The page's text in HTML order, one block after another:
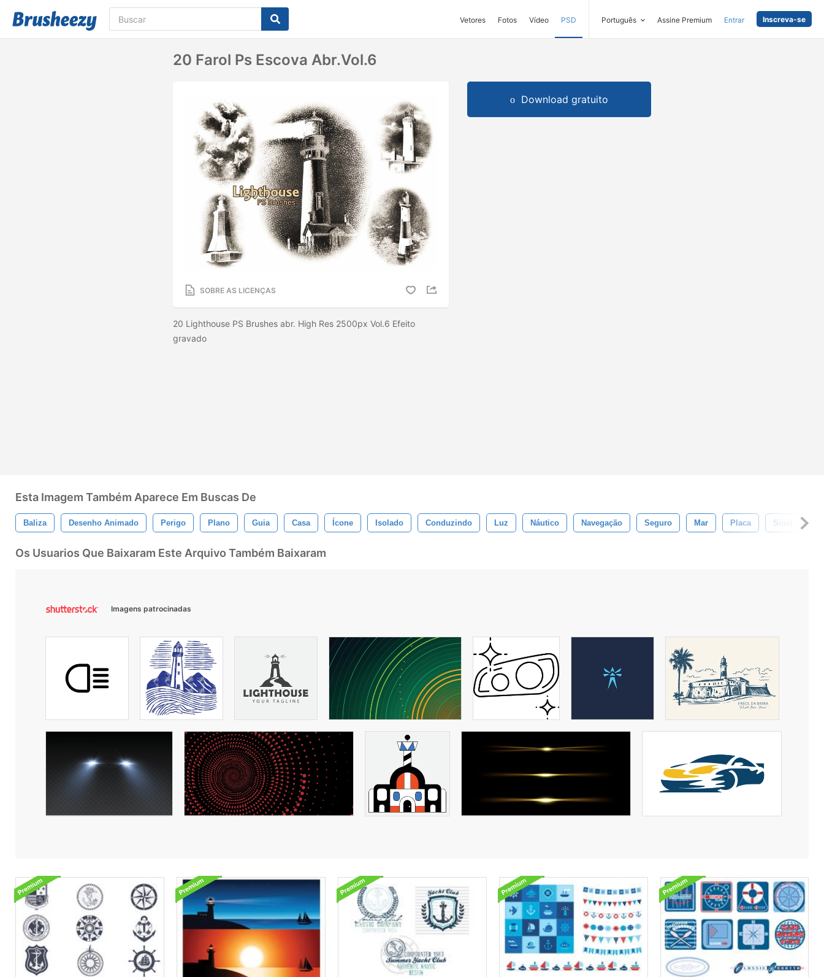
Vetores Fotos Vídeo PSD Português Assine Premium Entrar Inscreva-se
20 Farol Ps Escova Abr.vol.6
SOBRE AS LICENÇAS
20 Lighthouse PS Brushes abr. High Res 2500px Vol.6 Efeito
gravado
Download gratuito
Esta Imagem Também Aparece Em Buscas De
Baliza Desenho Animado Perigo Plano Guia Casa Ícone Isolado Conduzindo Luz Náutico Navegação Seguro Mar Placa Sinal
Os Usuarios Que Baixaram Este Arquivo Também Baixaram
Imagens patrocinadas